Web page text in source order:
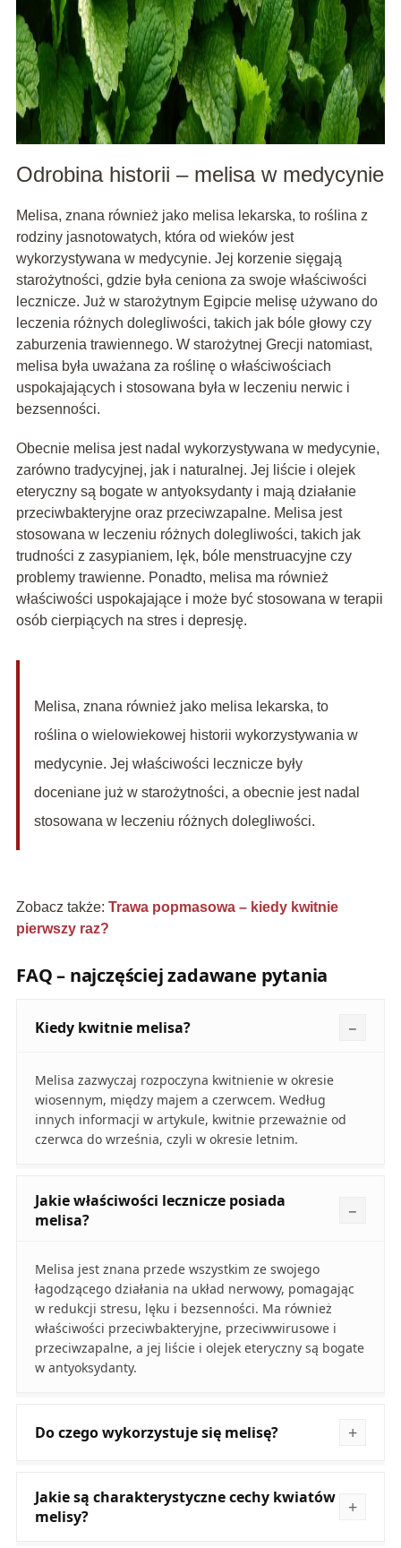
Odrobina historii – melisa w medycynie
Melisa, znana również jako melisa lekarska, to roślina z
rodziny jasnotowatych, która od wieków jest
wykorzystywana w medycynie. Jej korzenie sięgają
starożytności, gdzie była ceniona za swoje właściwości
lecznicze. Już w starożytnym Egipcie melisę używano do
leczenia różnych dolegliwości, takich jak bóle głowy czy
zaburzenia trawiennego. W starożytnej Grecji natomiast,
melisa była uważana za roślinę o właściwościach
uspokajających i stosowana była w leczeniu nerwic i
bezsenności.
Obecnie melisa jest nadal wykorzystywana w medycynie,
zarówno tradycyjnej, jak i naturalnej. Jej liście i olejek
eteryczny są bogate w antyoksydanty i mają działanie
przeciwbakteryjne oraz przeciwzapalne. Melisa jest
stosowana w leczeniu różnych dolegliwości, takich jak
trudności z zasypianiem, lęk, bóle menstruacyjne czy
problemy trawienne. Ponadto, melisa ma również
właściwości uspokajające i może być stosowana w terapii
osób cierpiących na stres i depresję.
Melisa, znana również jako melisa lekarska, to
roślina o wielowiekowej historii wykorzystywania w
medycynie. Jej właściwości lecznicze były
doceniane już w starożytności, a obecnie jest nadal
stosowana w leczeniu różnych dolegliwości.
Zobacz także: Trawa popmasowa – kiedy kwitnie
pierwszy raz?
FAQ – najczęściej zadawane pytania
Kiedy kwitnie melisa?
Melisa zazwyczaj rozpoczyna kwitnienie w okresie
wiosennym, między majem a czerwcem. Według
innych informacji w artykule, kwitnie przeważnie od
czerwca do września, czyli w okresie letnim.
Jakie właściwości lecznicze posiada
melisa?
Melisa jest znana przede wszystkim ze swojego
łagodzącego działania na układ nerwowy, pomagając
w redukcji stresu, lęku i bezsenności. Ma również
właściwości przeciwbakteryjne, przeciwwirusowe i
przeciwzapalne, a jej liście i olejek eteryczny są bogate
w antyoksydanty.
Do czego wykorzystuje się melisę?
Jakie są charakterystyczne cechy kwiatów
melisy?